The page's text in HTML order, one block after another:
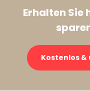
Erhalten Sie
Kostenlos